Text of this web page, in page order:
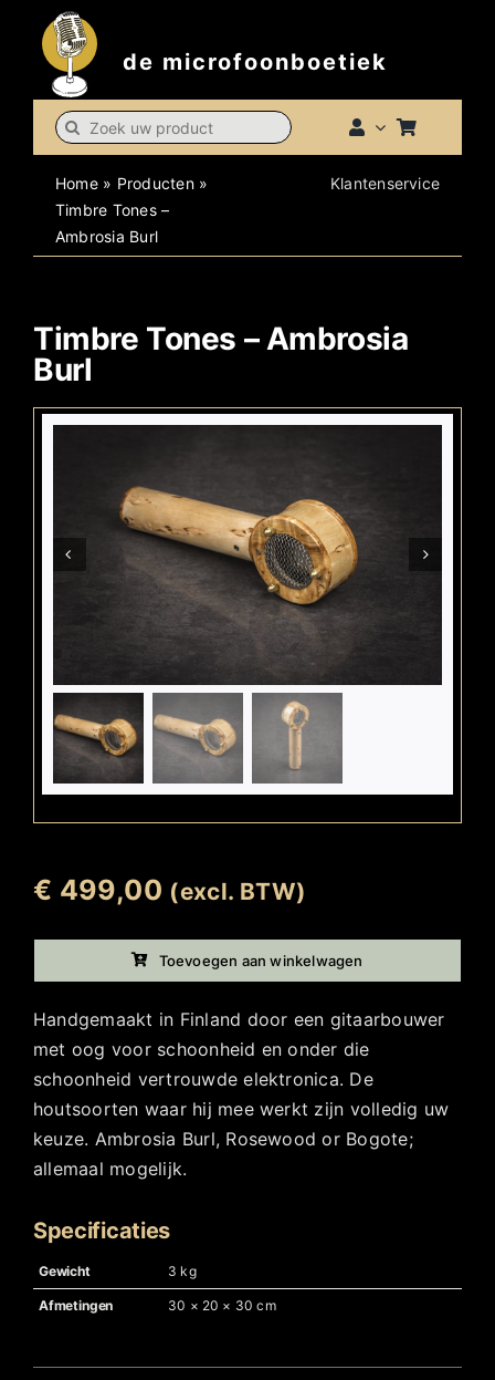
content
de microfoonboetiek
Search
for:
Home» Producten»
Timbre Tones –
Ambrosia Burl
Klantenservice
Timbre Tones – Ambrosia
Burl
€ 499,00 (excl. BTW)
Toevoegen aan winkelwagen
Handgemaakt in Finland door een gitaarbouwer
met oog voor schoonheid en onder die
schoonheid vertrouwde elektronica. De
houtsoorten waar hij mee werkt zijn volledig uw
keuze. Ambrosia Burl, Rosewood or Bogote;
allemaal mogelijk.
Specificaties
Gewicht 3 kg
Afmetingen 30 × 20 × 30 cm